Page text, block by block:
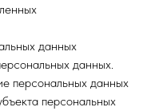
данных
данных.
персональных данных
персональных